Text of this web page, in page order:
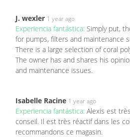
J. wexler 1 year ago
Experiencia fantástica: Simply put,
for pumps, filters and maintenance
There is a large selection of coral
The owner has and shares his
and maintenance issues.
Isabelle Racine 1 year ago
Experiencia fantástica: Alexis est
conseil. Il est très réactif dans les
recommandons ce magasin.